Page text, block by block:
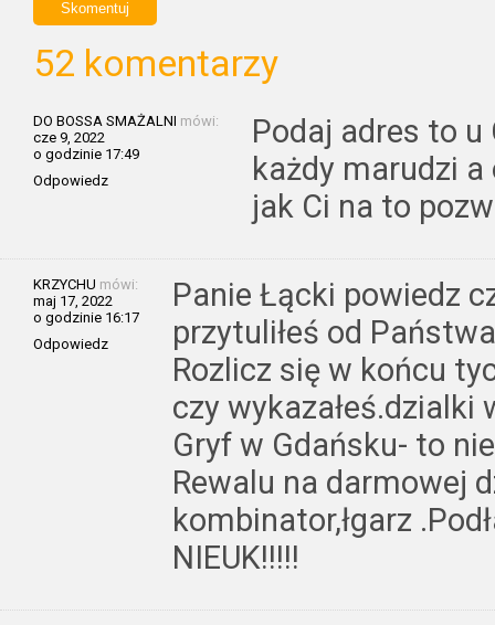
52 komentarzy
DO BOSSA SMAŻALNI mówi:
cze 9, 2022
o godzinie 17:49
Odpowiedz
Podaj adres to u
każdy marudzi
jak Ci na to
KRZYCHU mówi:
maj 17, 2022
o godzinie 16:17
Odpowiedz
Panie Łącki powiedz
przytuliłeś od
Rozlicz się w końcu
czy wykazałeś.dzialki
Gryf w Gdańsku- to
Rewalu na darmowej
kombinator,łgarz
NIEUK!!!!!